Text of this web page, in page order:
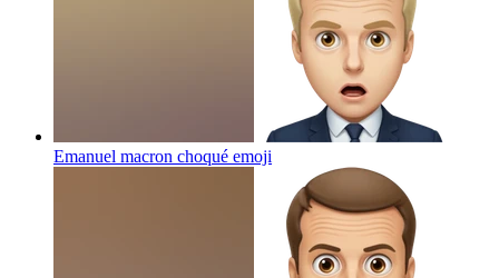
Emanuel macron choqué emoji